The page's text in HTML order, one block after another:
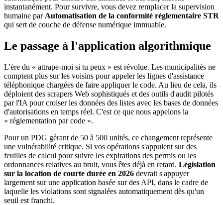
instantanément. Pour survivre, vous devez remplacer la supervision
humaine par Automatisation de la conformité réglementaire STR
qui sert de couche de défense numérique immuable.
Le passage à l'application algorithmique
L'ère du « attrape-moi si tu peux » est révolue. Les municipalités ne
comptent plus sur les voisins pour appeler les lignes d'assistance
téléphonique chargées de faire appliquer le code. Au lieu de cela, ils
déploient des scrapers Web sophistiqués et des outils d'audit pilotés
par l'IA pour croiser les données des listes avec les bases de données
d'autorisations en temps réel. C'est ce que nous appelons la
« réglementation par code ».
Pour un PDG gérant de 50 à 500 unités, ce changement représente
une vulnérabilité critique. Si vos opérations s'appuient sur des
feuilles de calcul pour suivre les expirations des permis ou les
ordonnances relatives au bruit, vous êtes déjà en retard. Législation
sur la location de courte durée en 2026 devrait s'appuyer
largement sur une application basée sur des API, dans le cadre de
laquelle les violations sont signalées automatiquement dès qu'un
seuil est franchi.